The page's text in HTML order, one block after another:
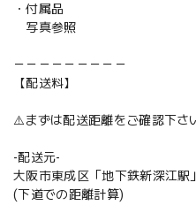
・付属品
写真参照
－－－－－－－－－
【配送料】
⚠️まずは配送距離をご確認下さ
-配送元-
大阪市東成区「地下鉄新深江駅」
(下道での距離計算)